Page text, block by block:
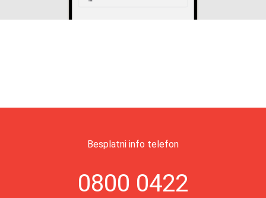
Besplatni info telefon
0800 0422